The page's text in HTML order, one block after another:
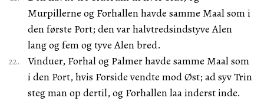
Murpillerne og Forhallen havde samme Maal som i
den første Port; den var halvtredsindstyve Alen
lang og fem og tyve Alen bred.
Vinduer, Forhal og Palmer havde samme Maal som
i den Port, hvis Forside vendte mod Øst; ad syv Trin
steg man op dertil, og Forhallen laa inderst inde.